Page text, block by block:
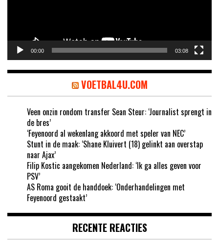
00:00 03:08
VOETBAL4U.COM
Veen onzin rondom transfer Sean Steur: ‘Journalist sprengt in
de bres’
‘Feyenoord al wekenlang akkoord met speler van NEC’
Stunt in de maak: ‘Shane Kluivert (18) gelinkt aan overstap
naar Ajax’
Filip Kostic aangekomen Nederland: ‘Ik ga alles geven voor
PSV’
AS Roma gooit de handdoek: ‘Onderhandelingen met
Feyenoord gestaakt’
RECENTE REACTIES